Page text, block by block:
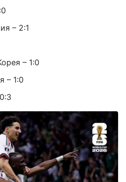
– 2:1
– 1:0
– 1:0